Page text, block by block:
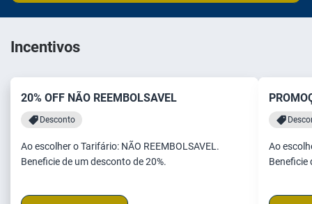
Incentivos
20% OFF NÃO REEMBOLSAVEL
Desconto
Ao escolher o Tarifário: NÃO REEMBOLSAVEL.
Beneficie de um desconto de 20%.
Ao
Beneficie